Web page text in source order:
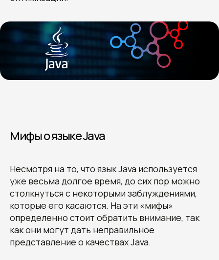
Мифы о языке Java
Несмотря на то, что язык Java используется
уже весьма долгое время, до сих пор можно
столкнуться с некоторыми заблуждениями,
которые его касаются. На эти «мифы»
определенно стоит обратить внимание, так
как они могут дать неправильное
представление о качествах Java.